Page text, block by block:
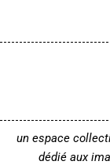
Aller
un espace
dédié aux